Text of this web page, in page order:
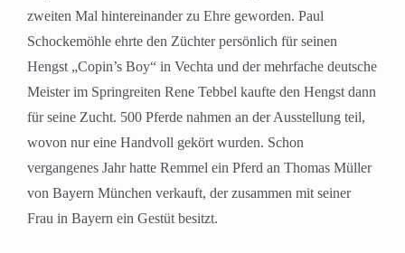
zweiten Mal hintereinander zu Ehre geworden. Paul
Schockemöhle ehrte den Züchter persönlich für seinen
Hengst „Copin’s Boy“ in Vechta und der mehrfache deutsche
Meister im Springreiten Rene Tebbel kaufte den Hengst dann
für seine Zucht. 500 Pferde nahmen an der Ausstellung teil,
wovon nur eine Handvoll gekört wurden. Schon
vergangenes Jahr hatte Remmel ein Pferd an Thomas Müller
von Bayern München verkauft, der zusammen mit seiner
Frau in Bayern ein Gestüt besitzt.